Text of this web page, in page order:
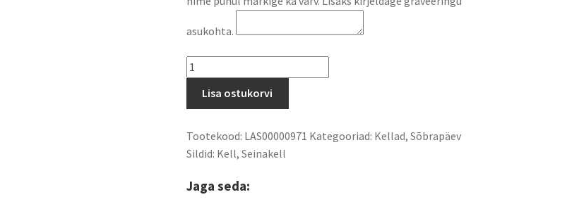
asukohta.
Seinakell
Süda
kogusLisa ostukorvi
Tootekood: LAS00000971 Kategooriad: Kellad, Sõbrapäev
Sildid: Kell, Seinakell
Jaga seda: